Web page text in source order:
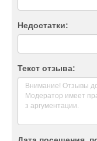
Недостатки:
Текст отзыва: